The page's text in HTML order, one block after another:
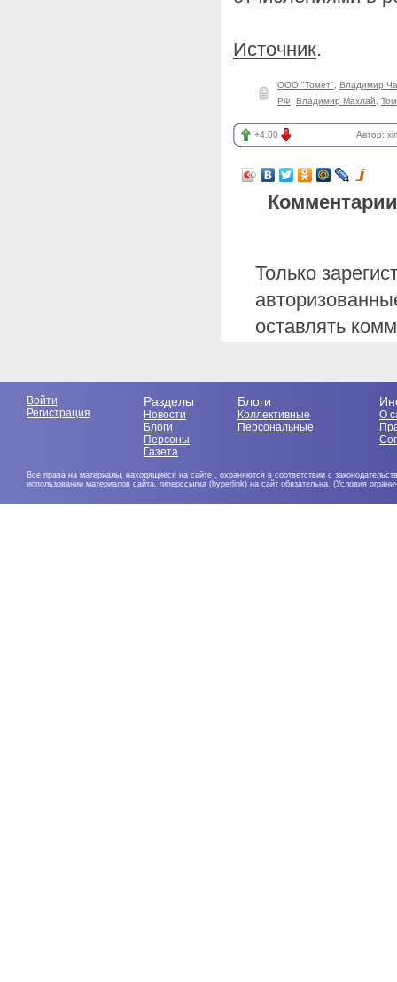
Источник.
ООО "Томет"
Владимир
РФ
Владимир Махлай
+4.00 Автор:
Только
оставлять
Войти
Регистрация
Разделы
Новости
Блоги
Персоны
Газета
Блоги
Коллективные
Персональные
О
Все права на материалы, находящиеся на сайте , охраняются в соответствии с
использовании материалов сайта, гиперссылка (hyperlink) на сайт обязательна. (Условия